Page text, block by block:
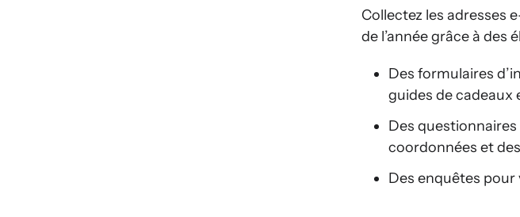
Collectez les adresses
de l’année grâce à des
Des formulaires
guides de cadeaux
Des
coordonnées et
Des enquêtes